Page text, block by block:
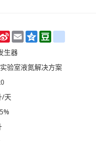
Sina
Weibo
EmailQzoneDoubanrenren
生器
验室液氮解决方案
/天